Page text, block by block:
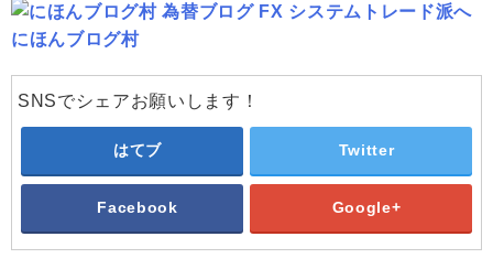
にほんブログ村
SNSでシェアお願いします！
はてブ Twitter
Facebook Google+